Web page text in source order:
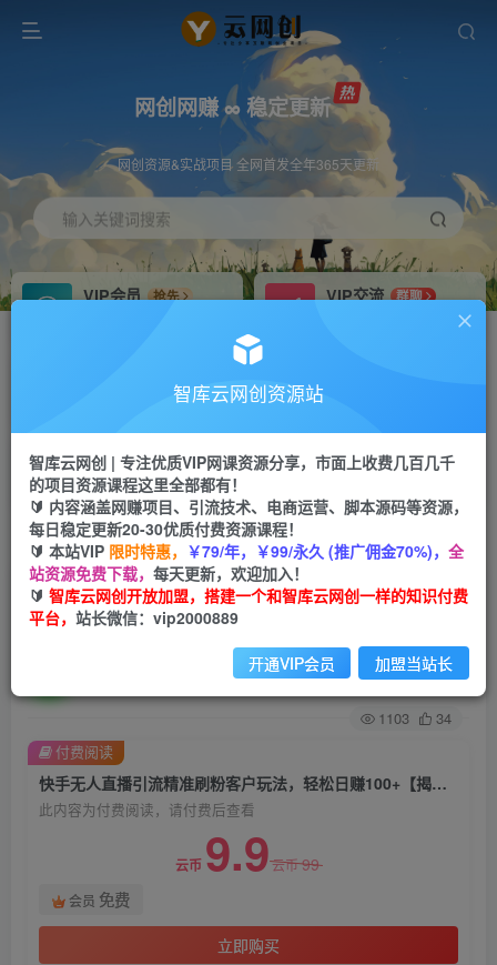
网创网赚 ∞ 稳定更新
网创资源&实战项目 全网首发全年365天更新
输入关键词搜索
VIP会员
抢先
VIP交流
群聊
研究探讨更多创业项目路子。
会员专属推广链接
网赚网创 项目
365天稳定跟新
APP下载
GO
首页 创业课程 会员免费 正文
快手无人直播引流精准刷粉客户玩法，轻松日赚
100+【揭秘】
关注 私信
1103 34
快手无人直播引流精准刷粉客户玩法，轻松日赚100+【揭秘】
此内容为付费阅读，请付费后查看
云币 9.9云币99
会员 免费
立即购买
付费阅读
智库云网创资源站
智库云网创 | 专注优质VIP网课资源分享，市面上收费几百几千
的项目资源课程这里全部都有！
🔰 内容涵盖网赚项目、引流技术、电商运营、脚本源码等资源，
每日稳定更新20-30优质付费资源课程！
🔰 本站VIP 限时特惠， ￥79/年，￥99/永久 (推广佣金70%)， 全
站资源免费下载， 每天更新，欢迎加入！
🔰 智库云网创开放加盟，搭建一个和智库云网创一样的知识付费
平台， 站长微信：vip2000889
开通VIP会员 加盟当站长